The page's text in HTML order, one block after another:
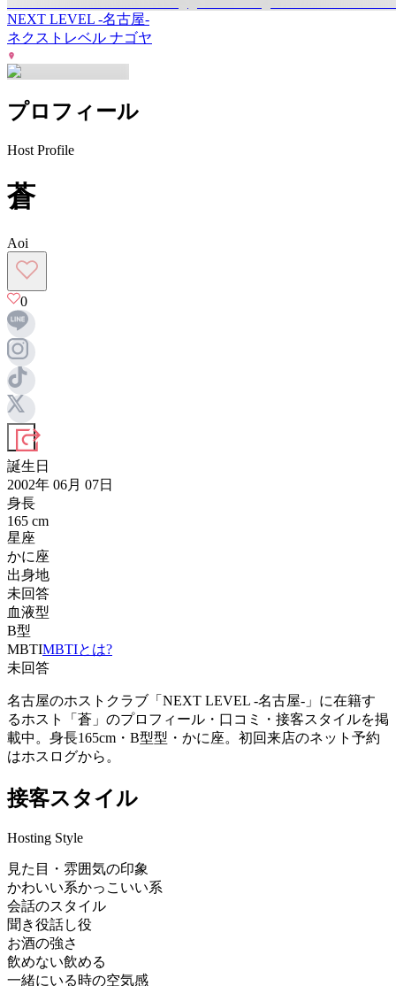
NEXT LEVEL -名古屋-
ネクストレベル ナゴヤ
プロフィール
Host Profile
蒼
Aoi
0
誕生日
2002年 06月 07日
身長
165 cm
星座
かに座
出身地
未回答
血液型
B型
MBTIMBTIとは?
未回答
名古屋のホストクラブ「NEXT LEVEL -名古屋-」に在籍す
るホスト「蒼」のプロフィール・口コミ・接客スタイルを掲
載中。身長165cm・B型型・かに座。初回来店のネット予約
はホスログから。
接客スタイル
Hosting Style
見た目・雰囲気の印象
かわいい系かっこいい系
会話のスタイル
聞き役話し役
お酒の強さ
飲めない飲める
一緒にいる時の空気感